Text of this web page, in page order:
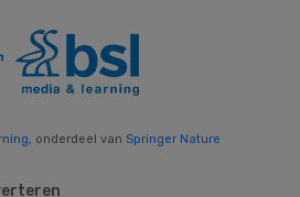
, onderdeel van Springer Nature